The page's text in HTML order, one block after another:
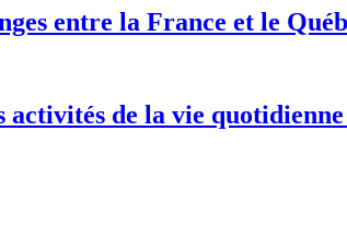
entre la France et le
activités de la vie